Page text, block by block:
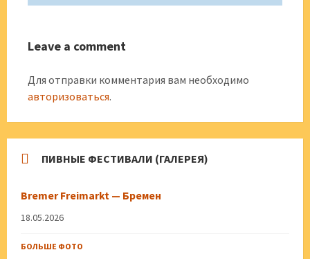
Leave a comment
Для отправки комментария вам необходимо
авторизоваться.
ПИВНЫЕ ФЕСТИВАЛИ (ГАЛЕРЕЯ)
Bremer Freimarkt — Бремен
18.05.2026
БОЛЬШЕ ФОТО